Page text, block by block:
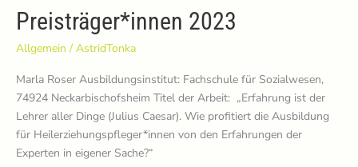
Preisträger*innen 2023
Allgemein / AstridTonka
Marla Roser Ausbildungsinstitut: Fachschule für Sozialwesen,
74924 Neckarbischofsheim Titel der Arbeit: „Erfahrung ist der
Lehrer aller Dinge (Julius Caesar). Wie profitiert die Ausbildung
für Heilerziehungspfleger*innen von den Erfahrungen der
Experten in eigener Sache?“